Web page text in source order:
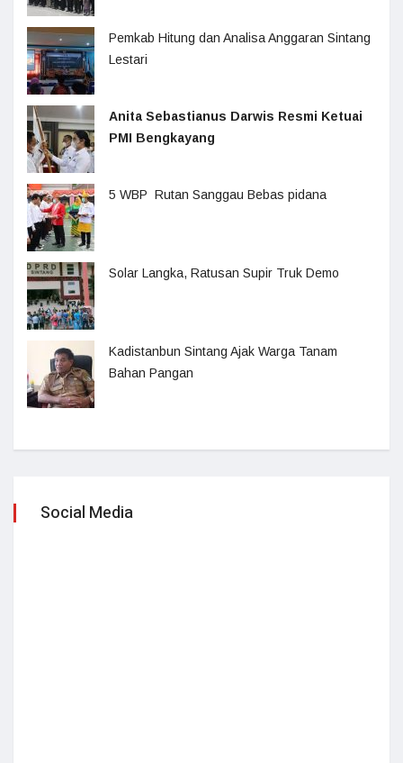
Pemkab Hitung dan Analisa Anggaran Sintang
Lestari
Anita Sebastianus Darwis Resmi Ketuai
PMI Bengkayang
5 WBP Rutan Sanggau Bebas pidana
Solar Langka, Ratusan Supir Truk Demo
Kadistanbun Sintang Ajak Warga Tanam
Bahan Pangan
Social Media